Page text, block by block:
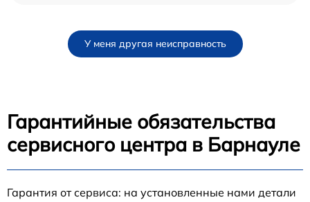
У меня другая неисправность
Гарантийные обязательства
сервисного центра в Барнауле
Гарантия от сервиса: на установленные нами детали